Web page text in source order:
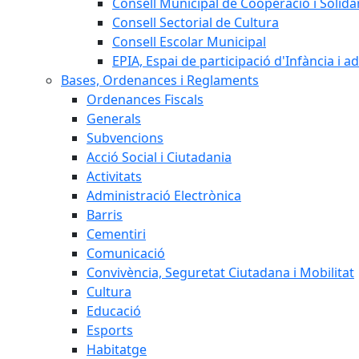
Consell Sectorial de Cultura
Consell Escolar Municipal
EPIA, Espai de participació d'Infància i
Bases, Ordenances i Reglaments
Ordenances Fiscals
Generals
Subvencions
Acció Social i Ciutadania
Activitats
Administració Electrònica
Barris
Cementiri
Comunicació
Convivència, Seguretat Ciutadana i Mobilitat
Cultura
Educació
Esports
Habitatge